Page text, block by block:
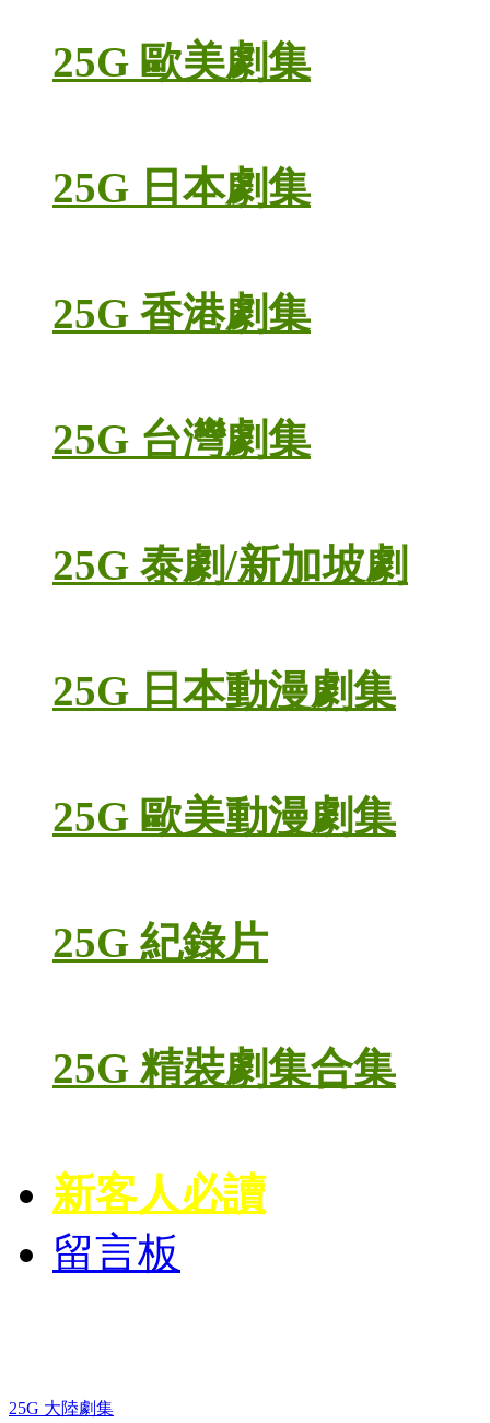
25G 歐美劇集
25G 日本劇集
25G 香港劇集
25G 台灣劇集
25G 泰劇/新加坡劇
25G 日本動漫劇集
25G 歐美動漫劇集
25G 紀錄片
25G 精裝劇集合集
新客人必讀
留言板
25G 大陸劇集